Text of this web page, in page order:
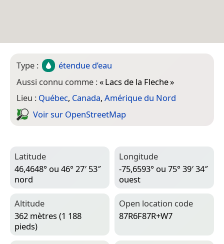
Type :
étendue d’eau
Aussi connu comme :«Lacs de la Fleche»
Lieu : Québec, Canada, Amérique du Nord
Voir sur Open­Street­Map
Latitude
46,4648° ou 46° 27′ 53″
nord
Longitude
-75,6593° ou 75° 39′ 34″
ouest
Altitude
362 mètres (1 188
pieds)
Open location code
87R6F87R+W7